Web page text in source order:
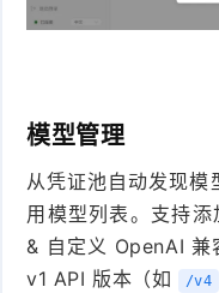
模型管理
从凭证池自动发现
用模型列表。支持
& 自定义 OpenAI
v1 API 版本（如
/v4